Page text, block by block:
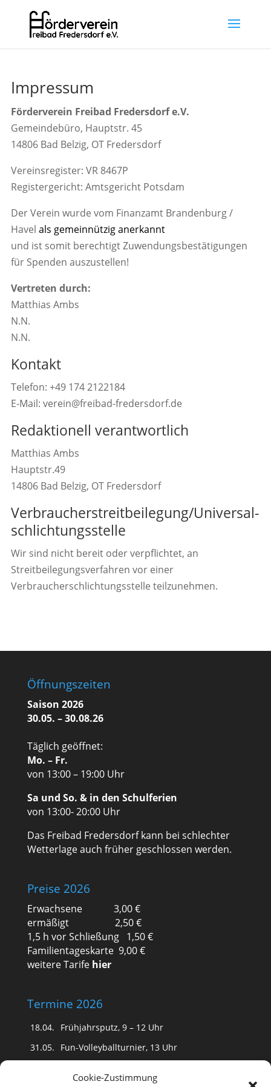
Cookie-Zustimmung
Impressum
Förderverein Freibad Fredersdorf e.V.
Gemeindebüro, Hauptstr. 45
14806 Bad Belzig, OT Fredersdorf
Vereinsregister: VR 8467P
Registergericht: Amtsgericht Potsdam
Der Verein wurde vom Finanzamt Brandenburg /
Havel als gemeinnützig anerkannt
und ist somit berechtigt Zuwendungsbestätigungen
für Spenden auszustellen!
Vertreten durch:
Matthias Ambs
N.N.
N.N.
Kontakt
Telefon: +49 174 2122184
E-Mail: verein@freibad-fredersdorf.de
Redaktionell verantwortlich
Matthias Ambs
Hauptstr.49
14806 Bad Belzig, OT Fredersdorf
Verbraucher­streit­beilegung/Universal­
schlichtungs­stelle
Wir sind nicht bereit oder verpflichtet, an
Streitbeilegungsverfahren vor einer
Verbraucherschlichtungsstelle teilzunehmen.
Öffnungszeiten
Saison 2026
30.05. – 30.08.26
Täglich geöffnet:
Mo. – Fr.
von 13:00 – 19:00 Uhr
Sa und So. & in den Schulferien
von 13:00- 20:00 Uhr
Das Freibad Fredersdorf kann bei schlechter
Wetterlage auch früher geschlossen werden.
Preise 2026
Erwachsene 3,00 €
ermäßigt 2,50 €
1,5 h vor Schließung 1,50 €
Familientageskarte 9,00 €
weitere Tarife hier
Termine 2026
18.04.
Frühjahrsputz, 9 – 12 Uhr
31.05.
Fun-Volleyballturnier, 13 Uhr